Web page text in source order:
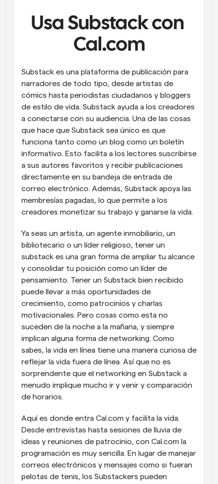
impulsadas por IA
Flujos de trabajo
Automatiza la programación y los recordatorios
Reuniones Instantáneas
Reúnete con clientes en minutos
Enlaces de Grupo Dinámico
Reserva reuniones de forma fluida con varias personas
Webhooks
Recibe notificaciones cuando ocurra algo
Usa Substack con
Cal.com
Substack es una plataforma de publicación para
narradores de todo tipo, desde artistas de
cómics hasta periodistas ciudadanos y bloggers
de estilo de vida. Substack ayuda a los creadores
a conectarse con su audiencia. Una de las cosas
que hace que Substack sea único es que
funciona tanto como un blog como un boletín
informativo. Esto facilita a los lectores suscribirse
a sus autores favoritos y recibir publicaciones
directamente en su bandeja de entrada de
correo electrónico. Además, Substack apoya las
membresías pagadas, lo que permite a los
creadores monetizar su trabajo y ganarse la vida.
Ya seas un artista, un agente inmobiliario, un
bibliotecario o un líder religioso, tener un
substack es una gran forma de ampliar tu alcance
y consolidar tu posición como un líder de
pensamiento. Tener un Substack bien recibido
puede llevar a más oportunidades de
crecimiento, como patrocinios y charlas
motivacionales. Pero cosas como esta no
suceden de la noche a la mañana, y siempre
implican alguna forma de networking. Como
sabes, la vida en línea tiene una manera curiosa de
reflejar la vida fuera de línea. Así que no es
sorprendente que el networking en Substack a
menudo implique mucho ir y venir y comparación
de horarios.
Aquí es donde entra Cal.com y facilita la vida.
Desde entrevistas hasta sesiones de lluvia de
ideas y reuniones de patrocinio, con Cal.com la
programación es muy sencilla. En lugar de manejar
correos electrónicos y mensajes como si fueran
pelotas de tenis, los Substackers pueden